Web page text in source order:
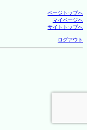
ページトップへ
マイページへ
サイトトップへ
ログアウト